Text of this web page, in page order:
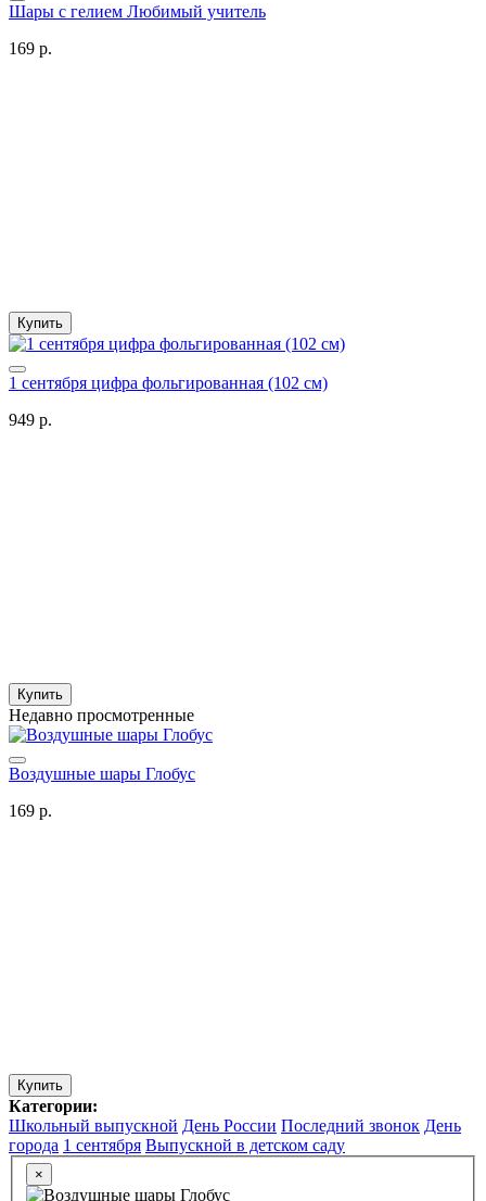
Шары с гелием Любимый учитель
169 р.
Купить
1 сентября цифра фольгированная (102 см)
949 р.
Купить
Недавно просмотренные
Воздушные шары Глобус
169 р.
Купить
Категории:
Школьный выпускной День России Последний звонок День
города 1 сентября Выпускной в детском саду
×